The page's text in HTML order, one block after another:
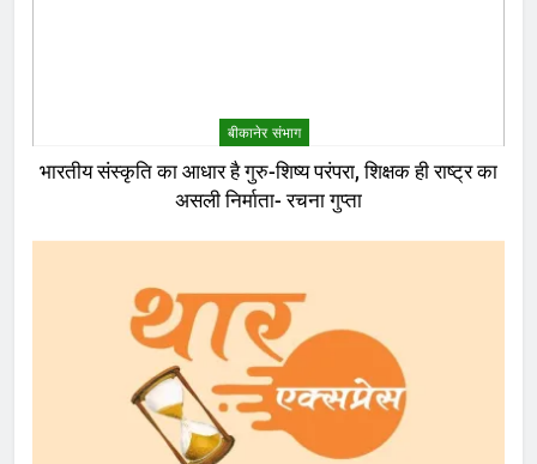
बीकानेर संभाग
भारतीय संस्कृति का आधार है गुरु-शिष्य परंपरा, शिक्षक ही राष्ट्र का
असली निर्माता- रचना गुप्ता